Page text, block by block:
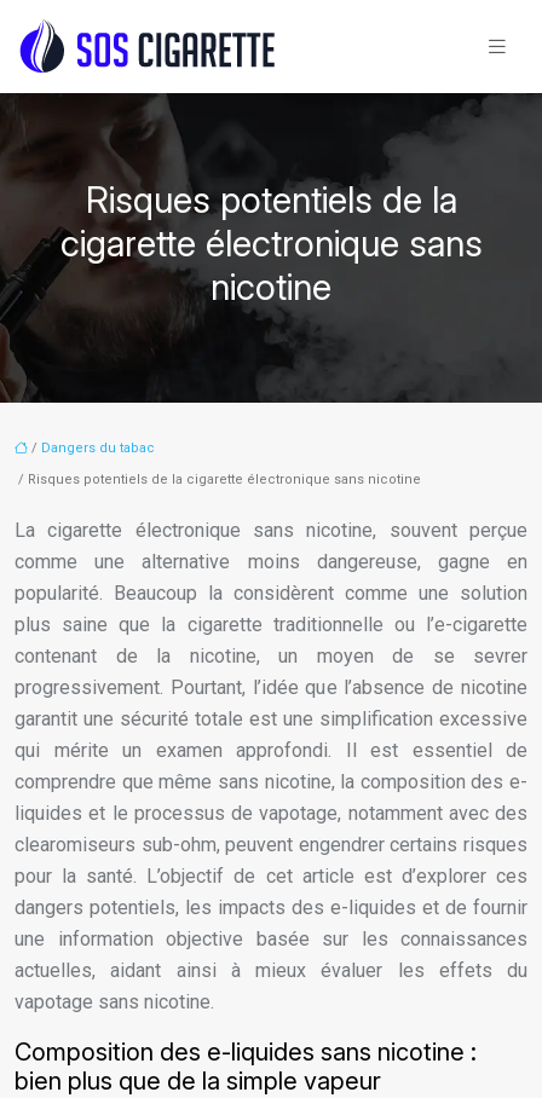
Risques potentiels de la
cigarette électronique sans
nicotine
/ Dangers du tabac
/ Risques potentiels de la cigarette électronique sans nicotine
La cigarette électronique sans nicotine, souvent perçue
comme une alternative moins dangereuse, gagne en
popularité. Beaucoup la considèrent comme une solution
plus saine que la cigarette traditionnelle ou l’e-cigarette
contenant de la nicotine, un moyen de se sevrer
progressivement. Pourtant, l’idée que l’absence de nicotine
garantit une sécurité totale est une simplification excessive
qui mérite un examen approfondi. Il est essentiel de
comprendre que même sans nicotine, la composition des e-
liquides et le processus de vapotage, notamment avec des
clearomiseurs sub-ohm, peuvent engendrer certains risques
pour la santé. L’objectif de cet article est d’explorer ces
dangers potentiels, les impacts des e-liquides et de fournir
une information objective basée sur les connaissances
actuelles, aidant ainsi à mieux évaluer les effets du
vapotage sans nicotine.
Composition des e-liquides sans nicotine :
bien plus que de la simple vapeur